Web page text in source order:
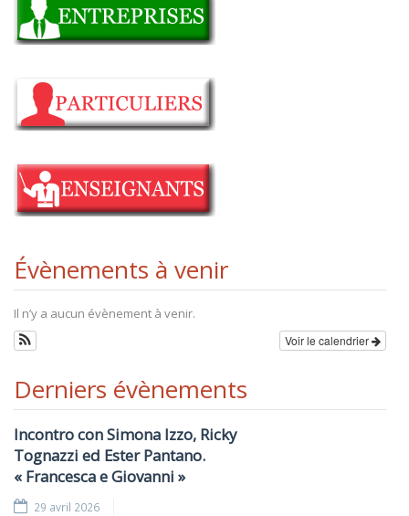
Évènements à venir
Il n’y a aucun évènement à venir.
Voir le calendrier
Derniers évènements
Incontro con Simona Izzo, Ricky
Tognazzi ed Ester Pantano.
« Francesca e Giovanni »
29 avril 2026